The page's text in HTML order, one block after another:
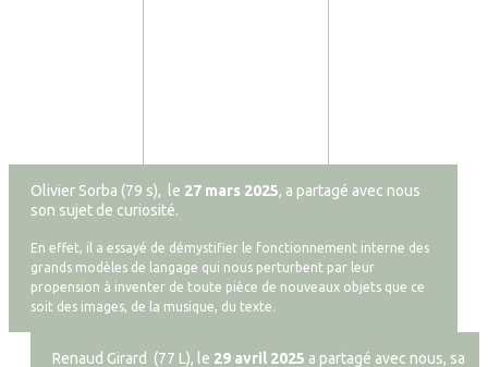
Olivier Sorba (79 s), le 27 mars 2025, a partagé avec nous
son sujet de curiosité.
En effet, il a essayé de démystifier le fonctionnement interne des
grands modèles de langage qui nous perturbent par leur
propension à inventer de toute pièce de nouveaux objets que ce
soit des images, de la musique, du texte.
Renaud Girard (77 L), le 29 avril 2025 a partagé avec nous, sa